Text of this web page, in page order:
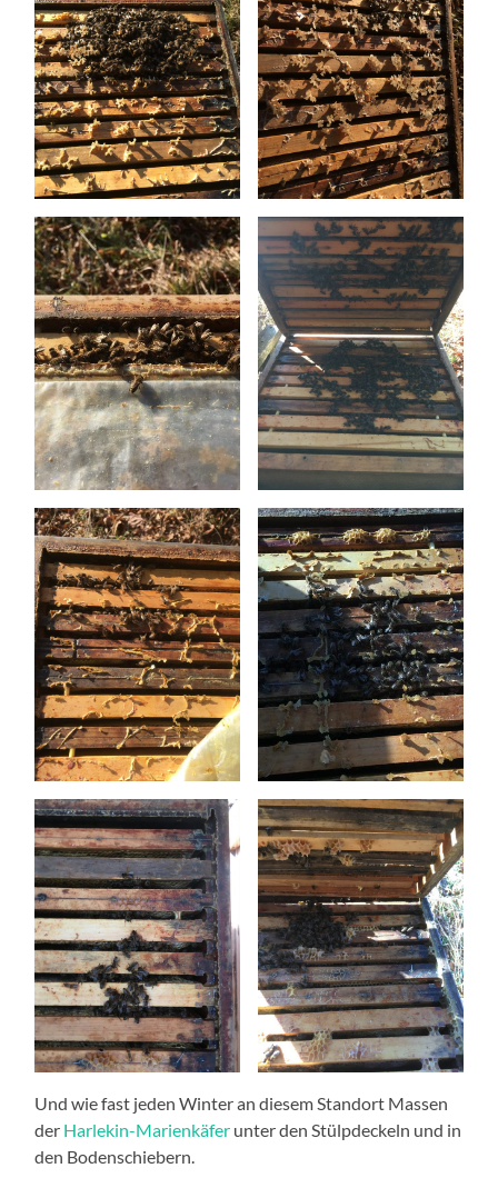
Und wie fast jeden Winter an diesem Standort Massen
der Harlekin-Marienkäfer unter den Stülpdeckeln und in
den Bodenschiebern.